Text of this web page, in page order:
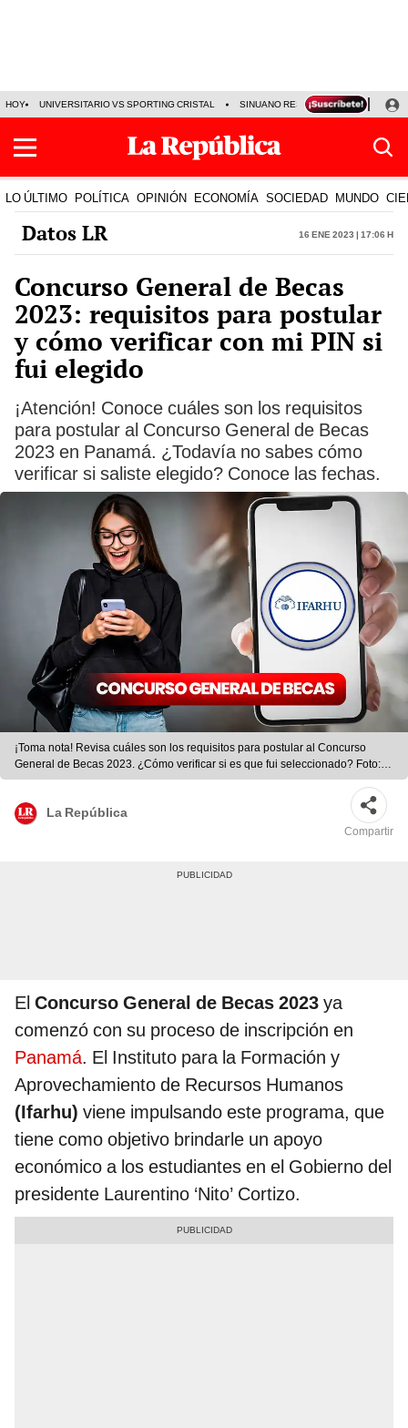
HOY UNIVERSITARIO VS SPORTING CRISTAL SINUANO RESULTADOS HOY
LO ÚLTIMO POLÍTICA OPINIÓN ECONOMÍA SOCIEDAD MUNDO
Datos LR 16 Ene 2023 | 17:06 h
Concurso General de Becas
2023: requisitos para postular
y cómo verificar con mi PIN si
fui elegido
¡Atención! Conoce cuáles son los requisitos
para postular al Concurso General de Becas
2023 en Panamá. ¿Todavía no sabes cómo
verificar si saliste elegido? Conoce las fechas.
¡Toma nota! Revisa cuáles son los requisitos para postular al Concurso
General de Becas 2023. ¿Cómo verificar si es que fui seleccionado? Foto:
composición LR/Freepik/Freepik/Ifarhu
La República
Compartir
El Concurso General de Becas 2023 ya
comenzó con su proceso de inscripción en
Panamá. El Instituto para la Formación y
Aprovechamiento de Recursos Humanos
(Ifarhu) viene impulsando este programa, que
tiene como objetivo brindarle un apoyo
económico a los estudiantes en el Gobierno del
presidente Laurentino ‘Nito’ Cortizo.